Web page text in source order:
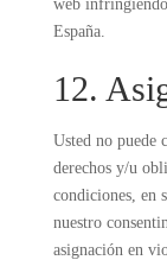
web
España.
12.
Usted no puede
derechos y/u
condiciones, en
nuestro
asignación en